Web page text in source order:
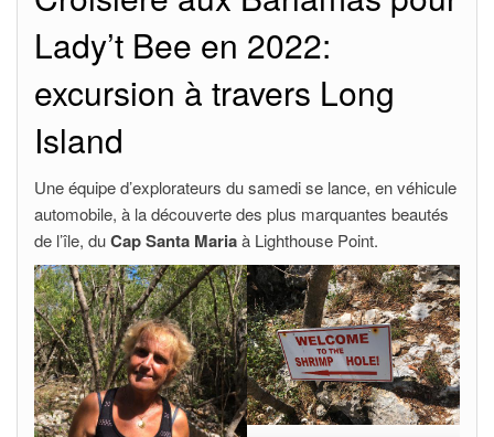
Lady’t Bee en 2022:
excursion à travers Long
Island
Une équipe d’explorateurs du samedi se lance, en véhicule
automobile, à la découverte des plus marquantes beautés
de l’île, duCap Santa Mariaà Lighthouse Point.